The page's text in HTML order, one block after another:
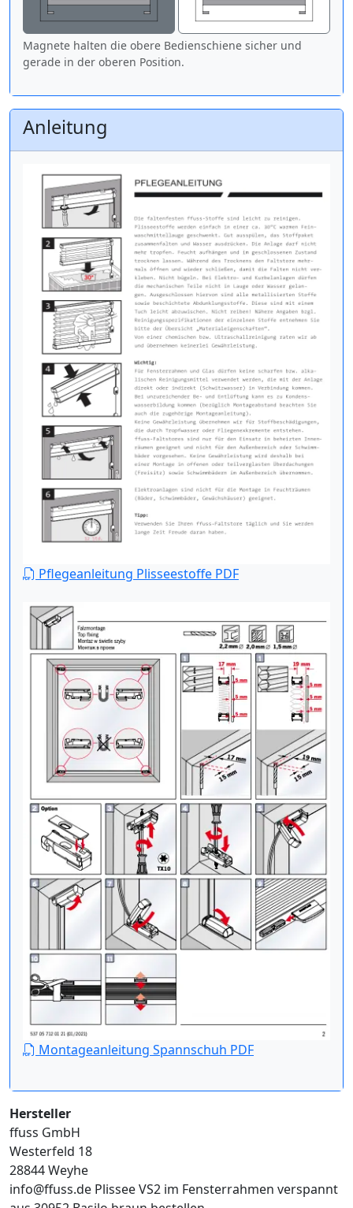
Magnete halten die obere Bedienschiene sicher und
gerade in der oberen Position.
Anleitung
Pflegeanleitung Plisseestoffe PDF
Montageanleitung Spannschuh PDF
Hersteller
ffuss GmbH
Westerfeld 18
28844 Weyhe
info@ffuss.de Plissee VS2 im Fensterrahmen verspannt